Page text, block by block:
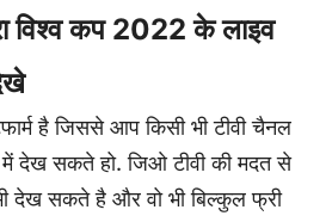
विश्व कप 2022 के लाइव
है जिससे आप किसी भी टीवी चैनल
में देख सकते हो. जिओ टीवी की मदत से
देख सकते है और वो भी बिल्कुल फ्री